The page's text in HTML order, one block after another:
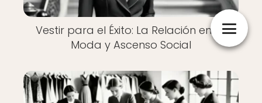
Vestir para el Éxito: La Relación entre
Moda y Ascenso Social